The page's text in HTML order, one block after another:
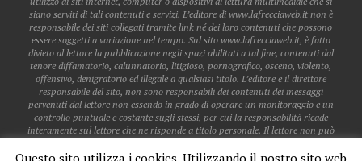
siano serviti di tali contenuti e servizi. L’editore di www.lafrecciaweb.it non è
responsabile dei siti collegati tramite link né dei loro contenuti che possono
essere soggetti a variazione nel tempo. Sul sito www.lafrecciaweb.it, è fatto
divieto al lettore la pubblicazione negli spazi abilitati a tal fine, contenuti dal
tenore diffamatorio, calunnatorio, litigioso, pornografico, osceno, violento,
offensivo, denigratorio ed illegale a qualsiasi titolo. L’editore e il direttore
responsabile del sito, non sono responsabili dei contenuti dei messaggi
pervenuti dal lettore non essendo in grado di operare un monitoraggio e un
controllo puntuale e costante sugli stessi, per cui la responsabilità ricade
interamente sul lettore che ne risponde a titolo personale. Il lettore non può
siano già accessibili sul web. Il lettore non acquisisce alcun diritto in
Questo sito utilizza i cookies. Utilizzando il nostro sito web